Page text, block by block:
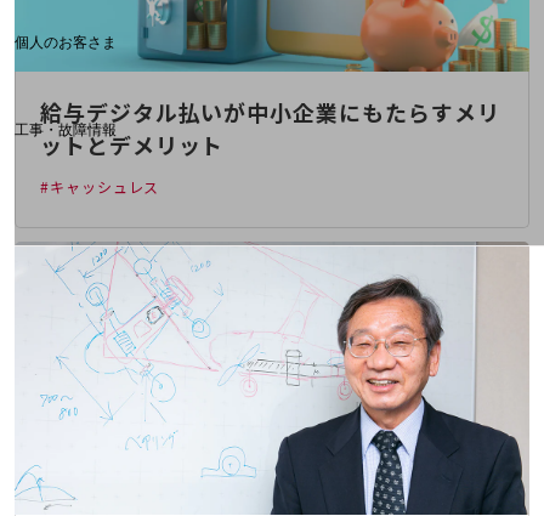
Web明細(My docomo)
個人のお客さま
OCNなど
工事・故障情報
お客さまサポートサイト
SDPFナレッジセンター
NTTドコモ 通信障害情報
給与デジタル払いが中小企業にもたらすメリ
ットとデメリット
#キャッシュレス